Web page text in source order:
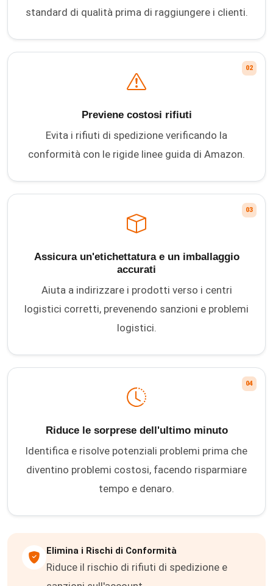
standard di qualità prima di raggiungere i clienti.
02
Previene costosi rifiuti
Evita i rifiuti di spedizione verificando la
conformità con le rigide linee guida di Amazon.
03
Assicura un'etichettatura e un imballaggio
accurati
Aiuta a indirizzare i prodotti verso i centri
logistici corretti, prevenendo sanzioni e problemi
logistici.
04
Riduce le sorprese dell'ultimo minuto
Identifica e risolve potenziali problemi prima che
diventino problemi costosi, facendo risparmiare
tempo e denaro.
Elimina i Rischi di Conformità
Riduce il rischio di rifiuti di spedizione e